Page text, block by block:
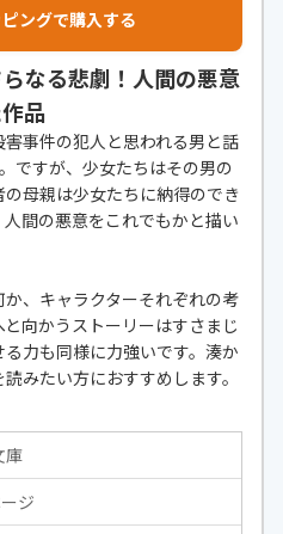
ングで購入する
なる悲劇！人間の悪意
品
事件の犯人と思われる男と話
ですが、少女たちはその男の
母親は少女たちに納得のでき
間の悪意をこれでもかと描い
、キャラクターそれぞれの考
向かうストーリーはすさまじ
力も同様に力強いです。湊か
みたい方におすすめします。
庫
ジ